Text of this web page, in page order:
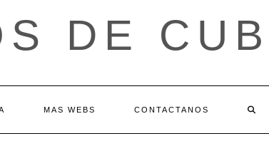
DE
MAS WEBS CONTACTANOS